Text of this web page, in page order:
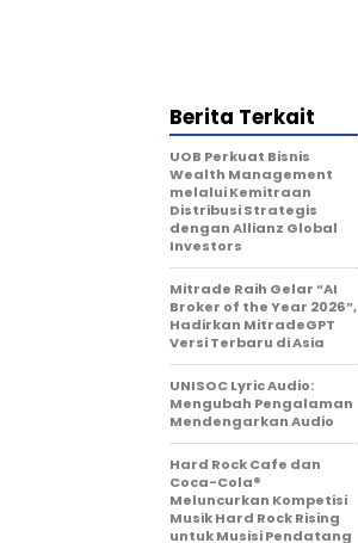
Berita Terkait
UOB Perkuat Bisnis
Wealth Management
melalui Kemitraan
Distribusi Strategis
dengan Allianz Global
Investors
Mitrade Raih Gelar “AI
Broker of the Year 2026”,
Hadirkan MitradeGPT
Versi Terbaru di Asia
UNISOC Lyric Audio:
Mengubah Pengalaman
Mendengarkan Audio
Hard Rock Cafe dan
Coca-Cola®
Meluncurkan Kompetisi
Musik Hard Rock Rising
untuk Musisi Pendatang